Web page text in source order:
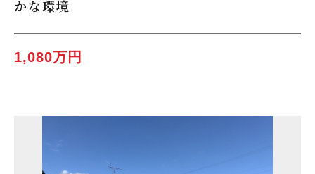
かな環境
1,080万円